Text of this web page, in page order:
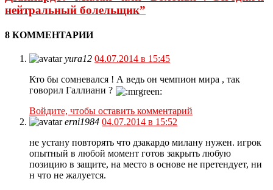
нейтральный болельщик”
8 КОММЕНТАРИИ
yura12 04.07.2014 в 15:45
Кто бы сомневался ! А ведь он чемпион мира , так
говорил Галлиани ?
Войдите, чтобы оставить комментарий
erni1984 04.07.2014 в 15:52
не устану повторять что дзакардо милану нужен. игрок
опытный в любой момент готов закрыть любую
позицию в защите, на место в основе не претендует, ни
н что не жалуется.